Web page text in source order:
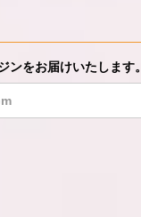
ンをお届けいたします。